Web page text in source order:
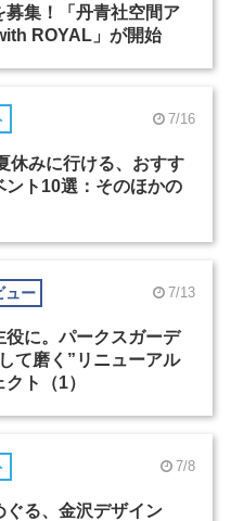
募集！「丹青社空間ア
ROYAL」が開始
7/16
休みに行ける、おすす
ント10選：そのほかの
ュー 7/13
役に。パークスガーデ
て磨く”リニューアル
ト（1）
7/8
ぐる、金沢デザイン